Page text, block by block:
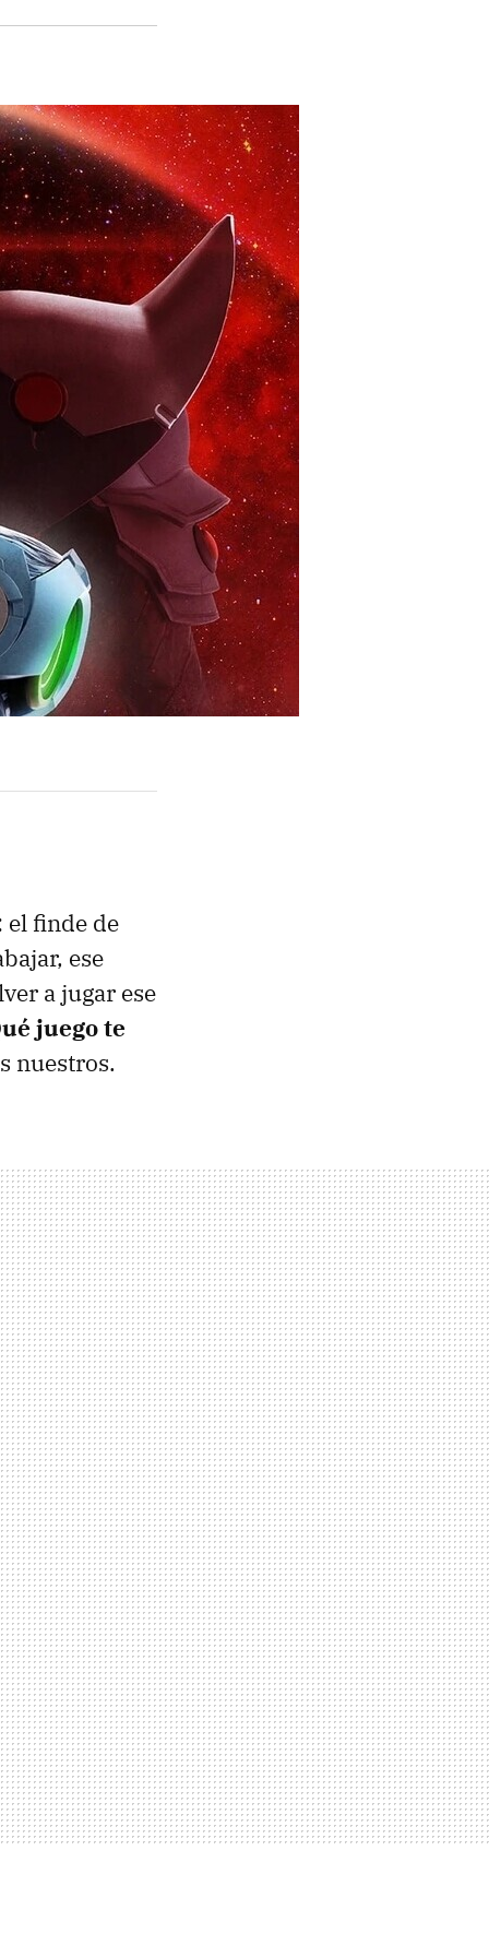
el finde de
ese
a jugar ese
juego te
nuestros.